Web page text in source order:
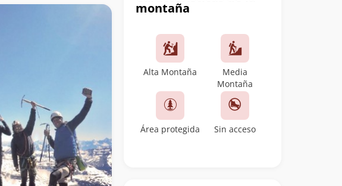
montaña
Alta Montaña
Media
Montaña
Área protegida Sin acceso